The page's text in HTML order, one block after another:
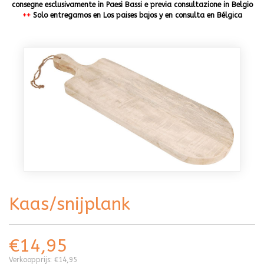
consegne esclusivamente in Paesi Bassi e previa consultazione in Belgio
++Solo entregamos en Los paises bajos y en consulta en Bélgica
Kaas/snijplank
€14,95
Verkoopprijs: €14,95